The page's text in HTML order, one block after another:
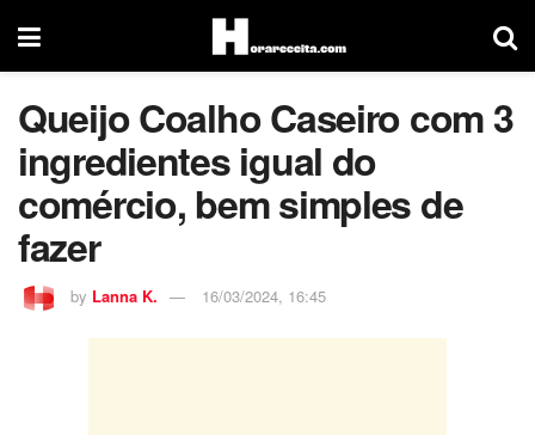
Queijo Coalho Caseiro com 3
ingredientes igual do
comércio, bem simples de
fazer
by Lanna K. 16/03/2024, 16:45